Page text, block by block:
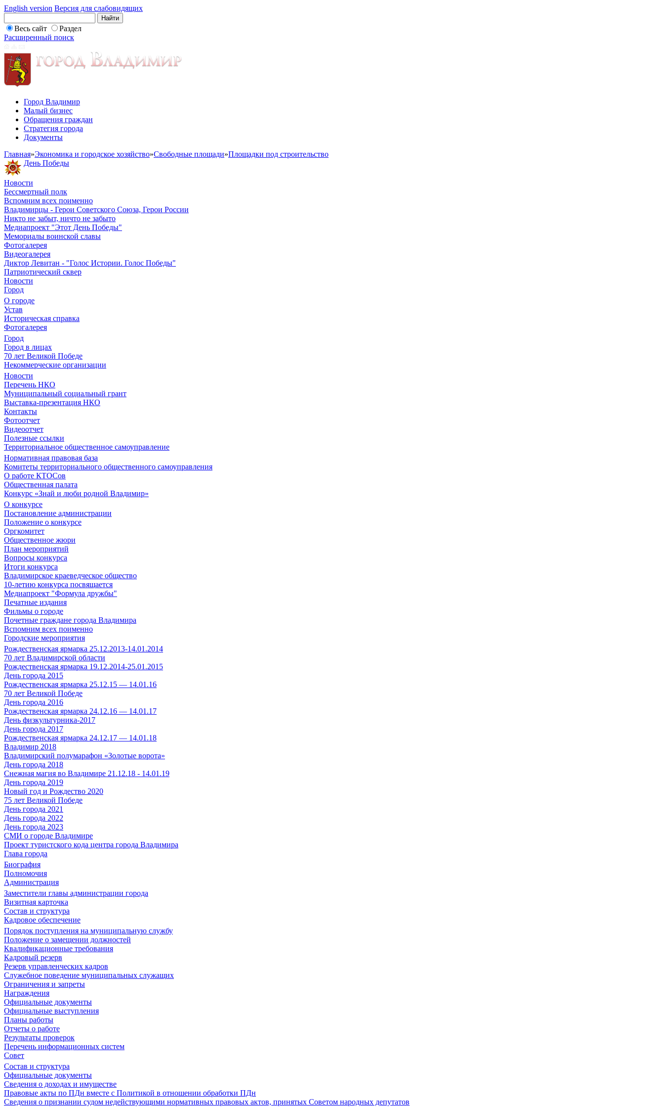
English version Версия для слабовидящих
Весь сайт
Раздел
Расширенный поиск
Город Владимир
Малый бизнес
Обращения граждан
Стратегия города
Документы
Главная»Экономика и городское хозяйство»Свободные площади»Площадки под строительство
День Победы
Новости
Бессмертный полк
Вспомним всех поименно
Владимирцы - Герои Советского Союза, Герои России
Никто не забыт, ничто не забыто
Медиапроект "Этот День Победы"
Мемориалы воинской славы
Фотогалерея
Видеогалерея
Диктор Левитан - "Голос Истории. Голос Победы"
Патриотический сквер
Новости
Город
О городе
Устав
Историческая справка
Фотогалерея
Город
Город в лицах
70 лет Великой Победе
Некоммерческие организации
Новости
Перечень НКО
Муниципальный социальный грант
Выставка-презентация НКО
Контакты
Фотоотчет
Видеоотчет
Полезные ссылки
Территориальное общественное самоуправление
Нормативная правовая база
Комитеты территориального общественного самоуправления
О работе КТОСов
Общественная палата
Конкурс «Знай и люби родной Владимир»
О конкурсе
Постановление администрации
Положение о конкурсе
Оргкомитет
Общественное жюри
План мероприятий
Вопросы конкурса
Итоги конкурса
Владимирское краеведческое общество
10-летию конкурса посвящается
Медиапроект "Формула дружбы"
Печатные издания
Фильмы о городе
Почетные граждане города Владимира
Вспомним всех поименно
Городские мероприятия
Рождественская ярмарка 25.12.2013-14.01.2014
70 лет Владимирской области
Рождественская ярмарка 19.12.2014-25.01.2015
День города 2015
Рождественская ярмарка 25.12.15 — 14.01.16
70 лет Великой Победе
День города 2016
Рождественская ярмарка 24.12.16 — 14.01.17
День физкультурника-2017
День города 2017
Рождественская ярмарка 24.12.17 — 14.01.18
Владимир 2018
Владимирский полумарафон «Золотые ворота»
День города 2018
Снежная магия во Владимире 21.12.18 - 14.01.19
День города 2019
Новый год и Рождество 2020
75 лет Великой Победе
День города 2021
День города 2022
День города 2023
СМИ о городе Владимире
Проект туристского кода центра города Владимира
Глава города
Биография
Полномочия
Администрация
Заместители главы администрации города
Визитная карточка
Состав и структура
Кадровое обеспечение
Порядок поступления на муниципальную службу
Положение о замещении должностей
Квалификационные требования
Кадровый резерв
Резерв управленческих кадров
Служебное поведение муниципальных служащих
Ограничения и запреты
Награждения
Официальные документы
Официальные выступления
Планы работы
Отчеты о работе
Результаты проверок
Перечень информационных систем
Совет
Состав и структура
Официальные документы
Сведения о доходах и имуществе
Правовые акты по ПДн вместе с Политикой в отношении обработки ПДн
Сведения о признании судом недействующими нормативных правовых актов, принятых Советом народных депутатов